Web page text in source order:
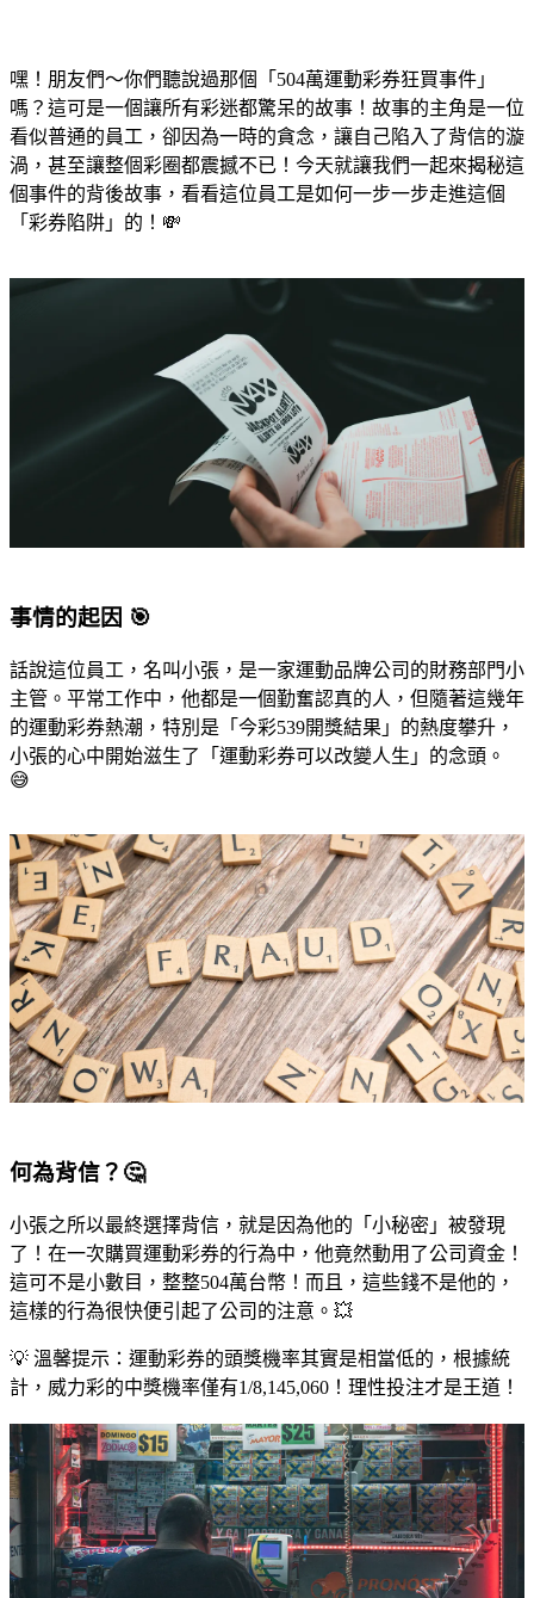
嘿！朋友們～你們聽說過那個「504萬運動彩券狂買事件」
嗎？這可是一個讓所有彩迷都驚呆的故事！故事的主角是一位
看似普通的員工，卻因為一時的貪念，讓自己陷入了背信的漩
渦，甚至讓整個彩圈都震撼不已！今天就讓我們一起來揭秘這
個事件的背後故事，看看這位員工是如何一步一步走進這個
「彩券陷阱」的！💸
事情的起因 🎯
話說這位員工，名叫小張，是一家運動品牌公司的財務部門小
主管。平常工作中，他都是一個勤奮認真的人，但隨著這幾年
的運動彩券熱潮，特別是「今彩539開獎結果」的熱度攀升，
小張的心中開始滋生了「運動彩券可以改變人生」的念頭。
😅
何為背信？🤔
小張之所以最終選擇背信，就是因為他的「小秘密」被發現
了！在一次購買運動彩券的行為中，他竟然動用了公司資金！
這可不是小數目，整整504萬台幣！而且，這些錢不是他的，
這樣的行為很快便引起了公司的注意。💥
💡 溫馨提示：運動彩券的頭獎機率其實是相當低的，根據統
計，威力彩的中獎機率僅有1/8,145,060！理性投注才是王道！